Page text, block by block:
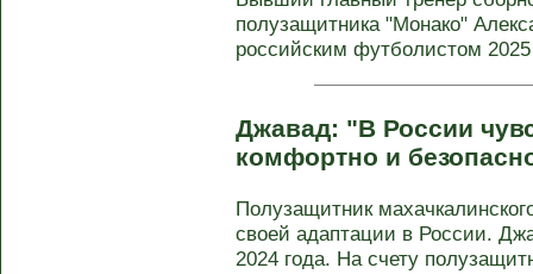
полузащитника "Монако"
российским футболистом
Джавад: "В России
комфортно и
Полузащитник
своей адаптации в России.
2024 года. На счету